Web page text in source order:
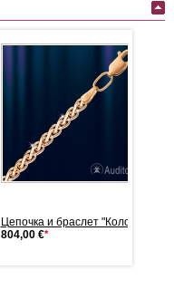
Цепочка и браслет "Колос"
804,00 €*